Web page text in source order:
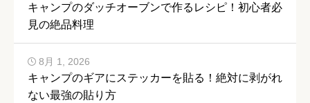
キャンプのダッチオーブンで作るレシピ！初心者必
見の絶品料理
キャンプのギアにステッカーを貼る！絶対に剥がれ
ない最強の貼り方
8月 1, 2026